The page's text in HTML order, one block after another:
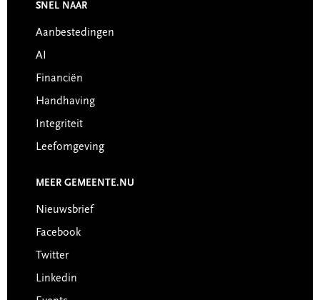
Footer
SNEL NAAR
Aanbestedingen
AI
Financiën
Handhaving
Integriteit
Leefomgeving
MEER GEMEENTE.NU
Nieuwsbrief
Facebook
Twitter
Linkedin